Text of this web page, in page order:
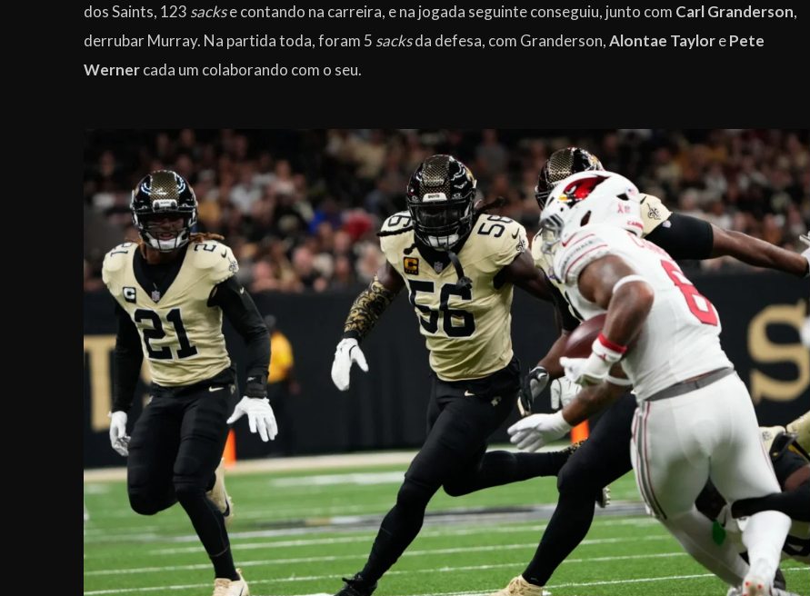
dos Saints, 123 sackse contando na carreira, e na jogada seguinte conseguiu, junto com Carl Granderson,
derrubar Murray. Na partida toda, foram 5 sacksda defesa, com Granderson,Alontae TaylorePete
Wernercada um colaborando com o seu.